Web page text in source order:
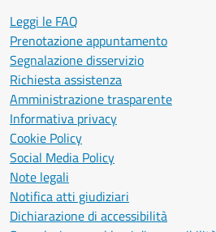
Leggi le FAQ
Prenotazione appuntamento
Segnalazione disservizio
Richiesta assistenza
Amministrazione trasparente
Informativa privacy
Cookie Policy
Social Media Policy
Note legali
Notifica atti giudiziari
Dichiarazione di accessibilità